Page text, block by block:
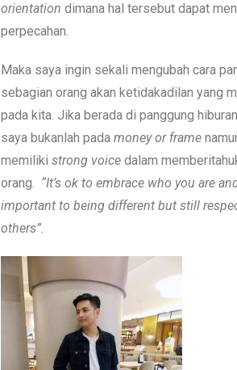
orientation dimana hal tersebut dapat
perpecahan.
Maka saya ingin sekali mengubah cara
sebagian orang akan ketidakadilan yang
pada kita. Jika berada di panggung
saya bukanlah pada money or frame
memiliki strong voice dalam
orang. “It’s ok to embrace who you are
important to being different but still
others”.